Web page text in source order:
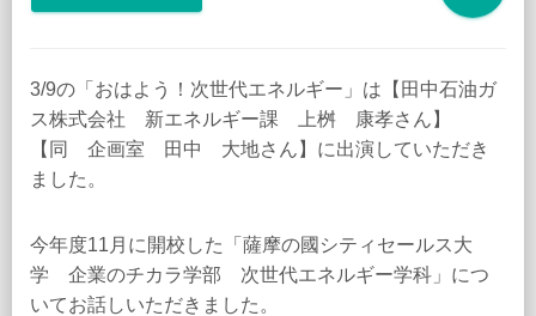
3/9の「おはよう！次世代エネルギー」は【田中石油ガ
ス株式会社 新エネルギー課 上桝 康孝さん】
【同 企画室 田中 大地さん】に出演していただき
ました。
今年度11月に開校した「薩摩の國シティセールス大
学 企業のチカラ学部 次世代エネルギー学科」につ
いてお話しいただきました。